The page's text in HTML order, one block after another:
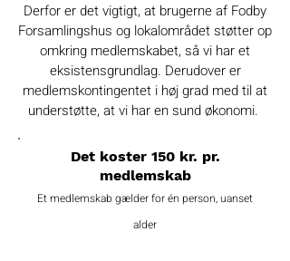
Derfor er det vigtigt, at brugerne af Fodby
Forsamlingshus og lokalområdet støtter op
omkring medlemskabet, så vi har et
eksistensgrundlag. Derudover er
medlemskontingentet i høj grad med til at
understøtte, at vi har en sund økonomi.
Det koster 150 kr. pr.
medlemskab​
Et medlemskab gælder for én person, uanset
alder